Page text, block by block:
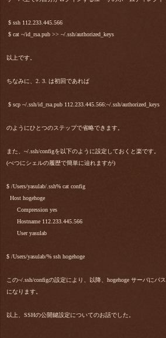
$ ssh 112.233.445.566
$ cat ~/id_rsa.pub >> ~/.ssh/authorized_keys
以上です。
ちなみに、2. 3. は初回であれば
$ scp ~/.ssh/id_rsa.pub 112.233.445.566:~/.ssh/authorized_keys
のようにひとつのステップで省略できます。
また、~/.ssh/configを以下のように設定しておくと楽です。
(べつにシェルの履歴で簡単に辿れますが)
$ /Users/yasulab/.ssh% cat config
Host hogehoge
Compression yes
Hostname 112.233.445.566
User yasulab
$ /Users/yasulab/% ssh hogehoge
この~/.ssh/configの設定により、以降、hogehoge サーバにパ
になります。
以上、SSHの公開鍵設定についてのお話でした。